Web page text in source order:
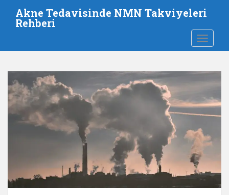
ç
Akne Tedavisinde NMN Takviyeleri
Rehberi